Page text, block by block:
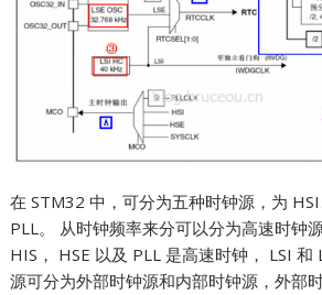
在 STM32 中，可分为五种时钟源，为 HSI
PLL。 从时钟频率来分可以分为高速时钟
HIS， HSE 以及 PLL 是高速时钟， LSI 和
源可分为外部时钟源和内部时钟源，外部